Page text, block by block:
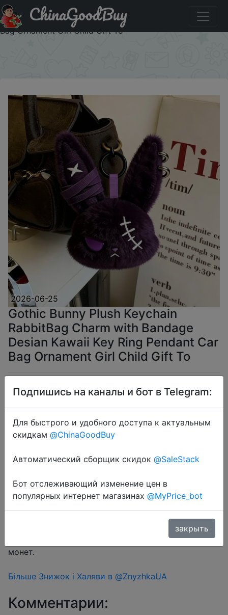
Купить по акции: Gothic Bunny Plush Keychain RabbitBag
Charm with Bandage Desian Kawaii Key Ring Pendant Car
Bag Ornament Girl Child Gift To
ChinaGoodBuy
2026-06-25
Gothic Bunny Plush Keychain
RabbitBag Charm with Bandage
Desian Kawaii Key Ring Pendant Car
Bag Ornament Girl Child Gift To
$2.96
Coins
Перейти в магазин
Знижка монетками 5 Coins у додатку через розділ
монет.
Більше Знижок і Халяви в @ZnyzhkaUA
Комментарии:
Подпишись на каналы и бот в Telegram:
Для быстрого и удобного доступа к актуальным
скидкам @ChinaGoodBuy
Автоматический сборщик скидок @SaleStack
Бот отслеживающий изменение цен в
популярных интернет магазинах @MyPrice_bot
закрыть